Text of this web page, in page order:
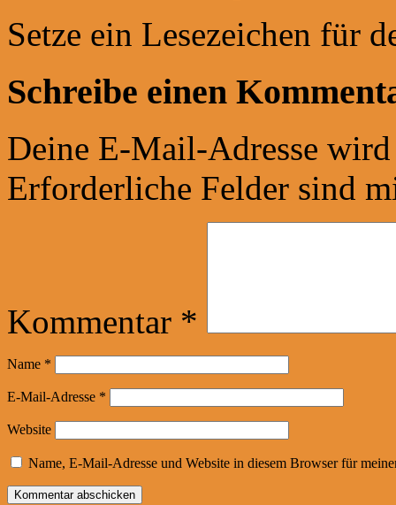
Setze ein Lesezeichen für
Schreibe einen
Deine E-Mail-Adresse
Erforderliche Felder sind
Kommentar *
Name *
E-Mail-Adresse *
Website
Name, E-Mail-Adresse und Website in diesem Browser für